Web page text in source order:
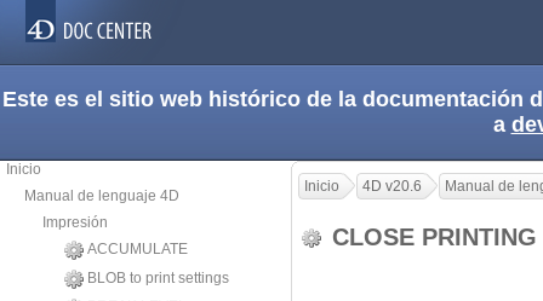
Este es el sitio web histórico de la documentación
a
Inicio
Manual de lenguaje 4D
Impresión
ACCUMULATE
BLOB to print settings
Inicio 4D v20.6 Manual de
CLOSE